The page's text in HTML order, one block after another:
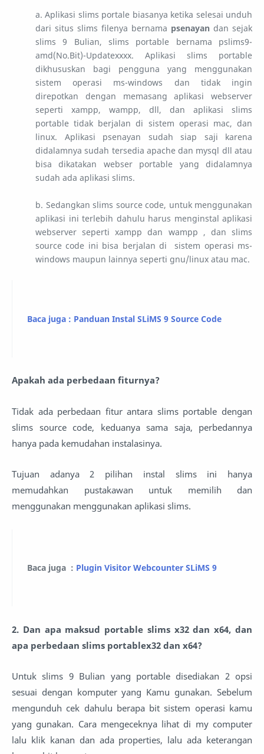
a. Aplikasi slims portale biasanya ketika selesai unduh
dari situs slims filenya bernama psenayan dan sejak
slims 9 Bulian, slims portable bernama pslims9-
amd(No.Bit)-Updatexxxx. Aplikasi slims portable
dikhususkan bagi pengguna yang menggunakan
sistem operasi ms-windows dan tidak ingin
direpotkan dengan memasang aplikasi webserver
seperti xampp, wampp, dll, dan aplikasi slims
portable tidak berjalan di sistem operasi mac, dan
linux. Aplikasi psenayan sudah siap saji karena
didalamnya sudah tersedia apache dan mysql dll atau
bisa dikatakan webser portable yang didalamnya
sudah ada aplikasi slims.
b. Sedangkan slims source code, untuk menggunakan
aplikasi ini terlebih dahulu harus menginstal aplikasi
webserver seperti xampp dan wampp , dan slims
source code ini bisa berjalan di sistem operasi ms-
windows maupun lainnya seperti gnu/linux atau mac.
Baca juga : Panduan Instal SLiMS 9 Source Code
Apakah ada perbedaan fiturnya?
Tidak ada perbedaan fitur antara slims portable dengan
slims source code, keduanya sama saja, perbedannya
hanya pada kemudahan instalasinya.
Tujuan adanya 2 pilihan instal slims ini hanya
memudahkan pustakawan untuk memilih dan
menggunakan menggunakan aplikasi slims.
Baca juga : Plugin Visitor Webcounter SLiMS 9
2. Dan apa maksud portable slims x32 dan x64, dan
apa perbedaan slims portablex32 dan x64?
Untuk slims 9 Bulian yang portable disediakan 2 opsi
sesuai dengan komputer yang Kamu gunakan. Sebelum
mengunduh cek dahulu berapa bit sistem operasi kamu
yang gunakan. Cara mengeceknya lihat di my computer
lalu klik kanan dan ada properties, lalu ada keterangan